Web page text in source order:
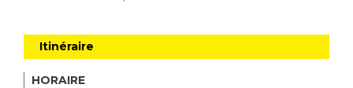
Itinéraire
HORAIRE